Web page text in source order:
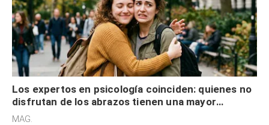
Los expertos en psicología coinciden: quienes no
disfrutan de los abrazos tienen una mayor
sensibilidad a los estímulos físicos y no es por
MAG.